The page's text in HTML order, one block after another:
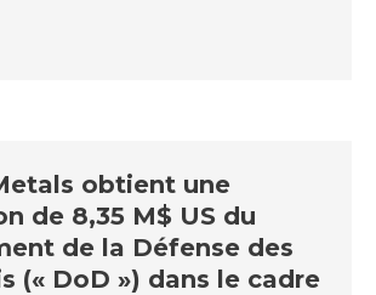
obtient une
de 8,35 M$ US du
de la Défense des
(« DoD ») dans le cadre